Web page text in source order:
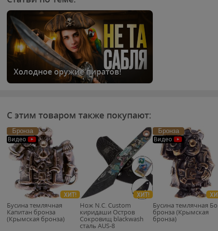
Холодное оружие пиратов!
С этим товаром также покупают:
Бронза
Видео
ХИТ!
Бусина темлячная
Капитан бронза
(Крымская бронза)
ХИТ!
Нож N.C. Custom
киридаши Остров
Сокровищ blackwash
сталь AUS-8
Бронза
Видео
Бусина темлячная
бронза (Крымская
бронза)